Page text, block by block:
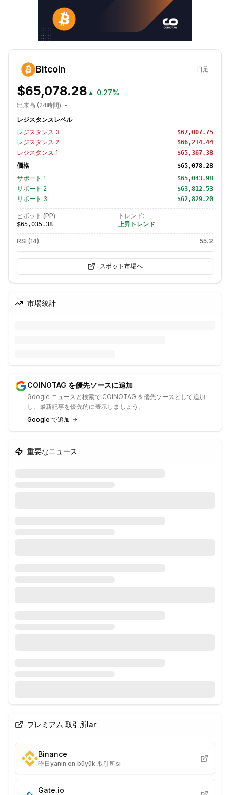
Bitcoin 日足
$65,078.28 ▲ 0.27%
出来高 (24時間): -
レジスタンスレベル
レジスタンス 3 $67,007.75
レジスタンス 2 $66,214.44
レジスタンス 1 $65,367.38
価格 $65,078.28
サポート 1 $65,043.98
サポート 2 $63,812.53
サポート 3 $62,829.20
ピボット (PP):
$65,035.38
トレンド:
上昇トレンド
RSI (14): 55.2
スポット市場へ
市場統計
COINOTAG を優先ソースに追加
Google ニュースと検索で COINOTAG を優先ソースとして追加
し、最新記事を優先的に表示しましょう。
Google で追加
重要なニュース
プレミアム 取引所lar
Binance
昨日yanın en büyük 取引所sı
Gate.io